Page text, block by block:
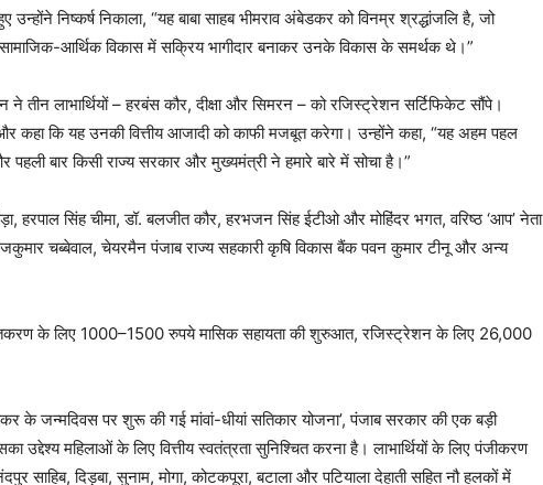
निष्कर्ष निकाला, “यह बाबा साहब भीमराव अंबेडकर को विनम्र श्रद्धांजलि है, जो
आर्थिक विकास में सक्रिय भागीदार बनाकर उनके विकास के समर्थक थे।”
तीन लाभार्थियों – हरबंस कौर, दीक्षा और सिमरन – को रजिस्ट्रेशन सर्टिफिकेट सौंपे।
और कहा कि यह उनकी वित्तीय आजादी को काफी मजबूत करेगा। उन्होंने कहा, “यह अहम पहल
पहली बार किसी राज्य सरकार और मुख्यमंत्री ने हमारे बारे में सोचा है।”
हरपाल सिंह चीमा, डॉ. बलजीत कौर, हरभजन सिंह ईटीओ और मोहिंदर भगत, वरिष्ठ ‘आप’ नेता
चब्बेवाल, चेयरमैन पंजाब राज्य सहकारी कृषि विकास बैंक पवन कुमार टीनू और अन्य
के लिए 1000–1500 रुपये मासिक सहायता की शुरुआत, रजिस्ट्रेशन के लिए 26,000
के जन्मदिवस पर शुरू की गई मांवां-धीयां सतिकार योजना’, पंजाब सरकार की एक बड़ी
उद्देश्य महिलाओं के लिए वित्तीय स्वतंत्रता सुनिश्चित करना है। लाभार्थियों के लिए पंजीकरण
दिड़बा, सुनाम, मोगा, कोटकपूरा, बटाला और पटियाला देहाती सहित नौ हलकों में